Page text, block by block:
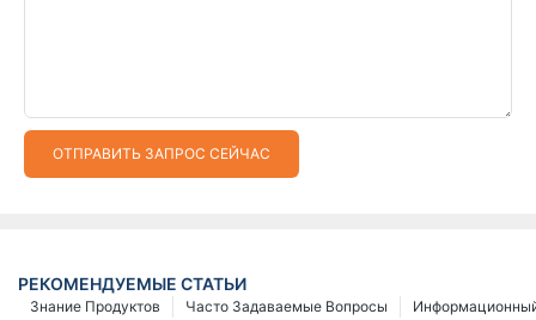
ОТПРАВИТЬ ЗАПРОС СЕЙЧАС
РЕКОМЕНДУЕМЫЕ СТАТЬИ
Часто Задаваемые Вопросы
Знание Продуктов